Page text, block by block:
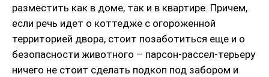
разместить как в доме, так и в квартире. Причем,
если речь идет о коттедже с огороженной
территорией двора, стоит позаботиться еще и о
безопасности животного – парсон-рассел-терьеру
ничего не стоит сделать подкоп под забором и